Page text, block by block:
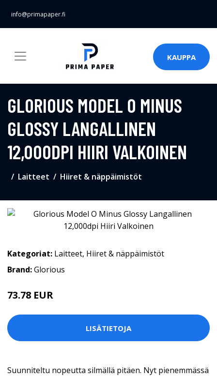
info@primapaper.fi
KAUPPA
GLORIOUS MODEL O MINUS
GLOSSY LANGALLINEN
12,000DPI HIIRI VALKOINEN
Laitteet Hiiret & näppäimistöt
Kategoriat: Laitteet, Hiiret & näppäimistöt
Brand:Glorious
73.78 EUR
LISÄTIETOJA
Suunniteltu nopeutta silmällä pitäen. Nyt pienemmässä